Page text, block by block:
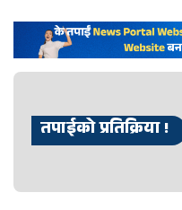
तपाईको प्रतिक्रिया !